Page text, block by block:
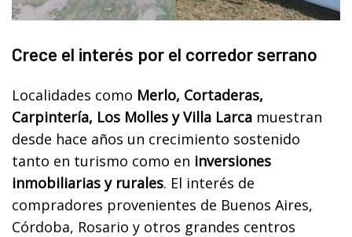
Crece el interés por el corredor serrano
Localidades como Merlo, Cortaderas,
Carpintería, Los Molles y Villa Larca muestran
desde hace años un crecimiento sostenido
tanto en turismo como en inversiones
inmobiliarias y rurales. El interés de
compradores provenientes de Buenos Aires,
Córdoba, Rosario y otros grandes centros